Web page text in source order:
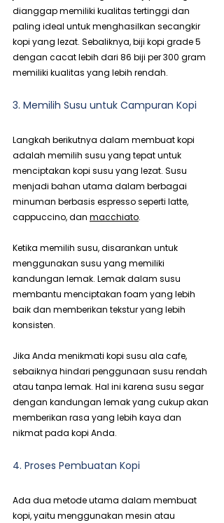
dianggap memiliki kualitas tertinggi dan
paling ideal untuk menghasilkan secangkir
kopi yang lezat. Sebaliknya, biji kopi grade 5
dengan cacat lebih dari 86 biji per 300 gram
memiliki kualitas yang lebih rendah.
3. Memilih Susu untuk Campuran Kopi
Langkah berikutnya dalam membuat kopi
adalah memilih susu yang tepat untuk
menciptakan kopi susu yang lezat. Susu
menjadi bahan utama dalam berbagai
minuman berbasis espresso seperti latte,
cappuccino, dan macchiato.
Ketika memilih susu, disarankan untuk
menggunakan susu yang memiliki
kandungan lemak. Lemak dalam susu
membantu menciptakan foam yang lebih
baik dan memberikan tekstur yang lebih
konsisten.
Jika Anda menikmati kopi susu ala cafe,
sebaiknya hindari penggunaan susu rendah
atau tanpa lemak. Hal ini karena susu segar
dengan kandungan lemak yang cukup akan
memberikan rasa yang lebih kaya dan
nikmat pada kopi Anda.
4. Proses Pembuatan Kopi
Ada dua metode utama dalam membuat
kopi, yaitu menggunakan mesin atau